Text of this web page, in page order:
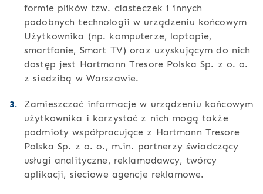
formie plików tzw. ciasteczek i innych
podobnych technologii w urządzeniu końcowym
Użytkownika (np. komputerze, laptopie,
smartfonie, Smart TV) oraz uzyskującym do nich
dostęp jest Hartmann Tresore Polska Sp. z o. o.
z siedzibą w Warszawie.
Zamieszczać informacje w urządzeniu końcowym
użytkownika i korzystać z nich mogą także
podmioty współpracujące z Hartmann Tresore
Polska Sp. z o. o., m.in. partnerzy świadczący
usługi analityczne, reklamodawcy, twórcy
aplikacji, sieciowe agencje reklamowe.